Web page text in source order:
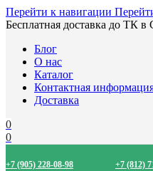
Перейти к навигации
Бесплатная доставка до ТК в
Блог
О нас
Каталог
Контактная
Доставка
0
0
+7 (905) 228-08-98 +7 (812)